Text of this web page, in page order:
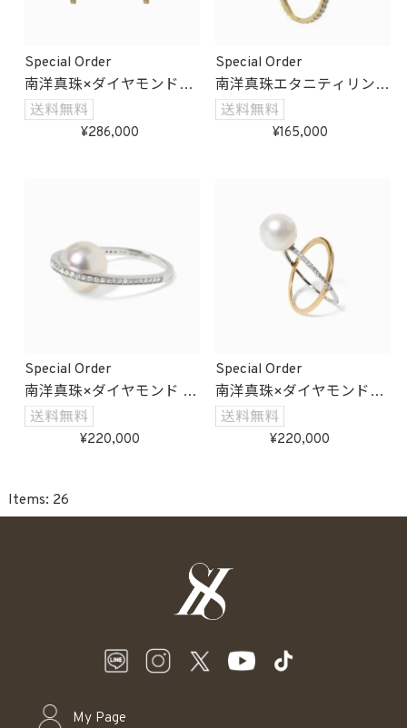
Special Order
南洋真珠×ダイヤモンドイ
ンパールピアス
受注生産 286,000
Special Order
南洋真珠エタニティリング
受注生産
165,000
Special Order
南洋真珠×ダイヤモンド イ
ンパールリング
受注生産 220,000
Special Order
南洋真珠×ダイヤモンド
クロスリング
受注生産 220,000
26
My Page